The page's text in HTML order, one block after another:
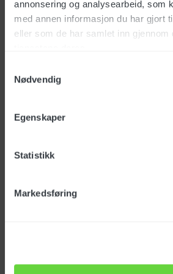
annonsering og analysearbeid, som
med annen informasjon du har gjort
eller som de har samlet inn gjennom
Nødvendig
Egenskaper
Statistikk
Markedsføring